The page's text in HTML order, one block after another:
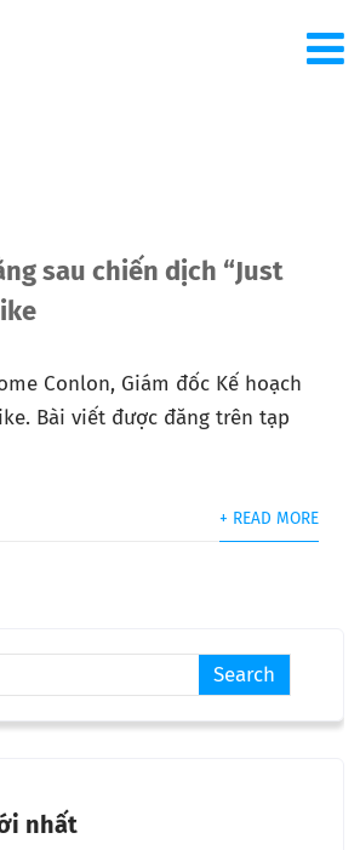
sau chiến dịch “Just
Conlon, Giám đốc Kế hoạch
Bài viết được đăng trên tạp
+ READ MORE
nhất